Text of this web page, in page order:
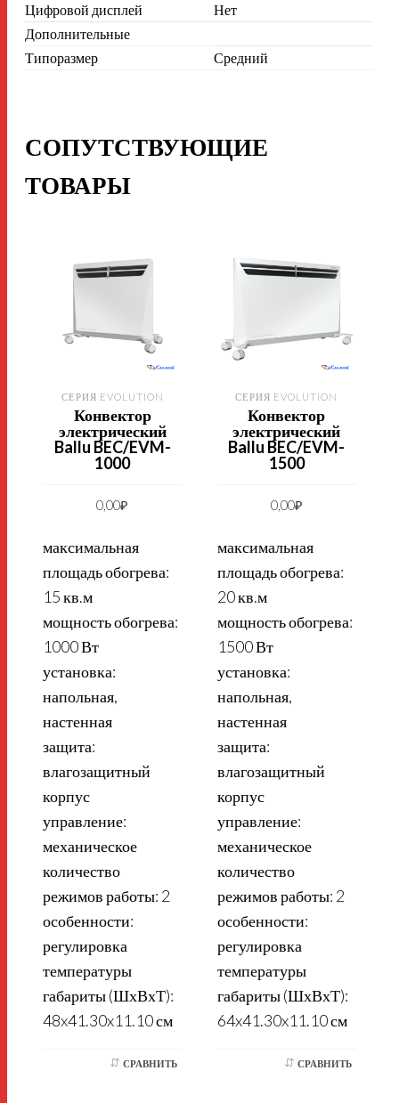
Цифровой дисплей
Нет
Дополнительные
Типоразмер
Средний
СОПУТСТВУЮЩИЕ
ТОВАРЫ
СЕРИЯ EVOLUTION
Конвектор
электрический
Ballu BEC/EVM-
1000
0,00₽
максимальная
площадь обогрева:
15 кв.м
мощность обогрева:
1000 Вт
установка:
напольная,
настенная
защита:
влагозащитный
корпус
управление:
механическое
количество
режимов работы: 2
особенности:
регулировка
температуры
габариты (ШхВхТ):
48x41.30x11.10 см
СРАВНИТЬ
СЕРИЯ EVOLUTION
Конвектор
электрический
Ballu BEC/EVM-
1500
0,00₽
максимальная
площадь обогрева:
20 кв.м
мощность обогрева:
1500 Вт
установка:
напольная,
настенная
защита:
влагозащитный
корпус
управление:
механическое
количество
режимов работы: 2
особенности:
регулировка
температуры
габариты (ШхВхТ):
64x41.30x11.10 см
СРАВНИТЬ